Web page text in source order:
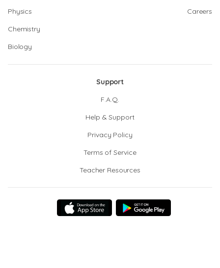
Physics
Chemistry
Biology
Careers
Support
F.A.Q.
Help & Support
Privacy Policy
Terms of Service
Teacher Resources